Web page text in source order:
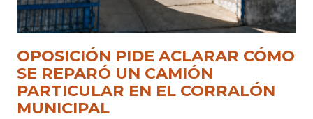
OPOSICIÓN PIDE ACLARAR CÓMO
SE REPARÓ UN CAMIÓN
PARTICULAR EN EL CORRALÓN
MUNICIPAL